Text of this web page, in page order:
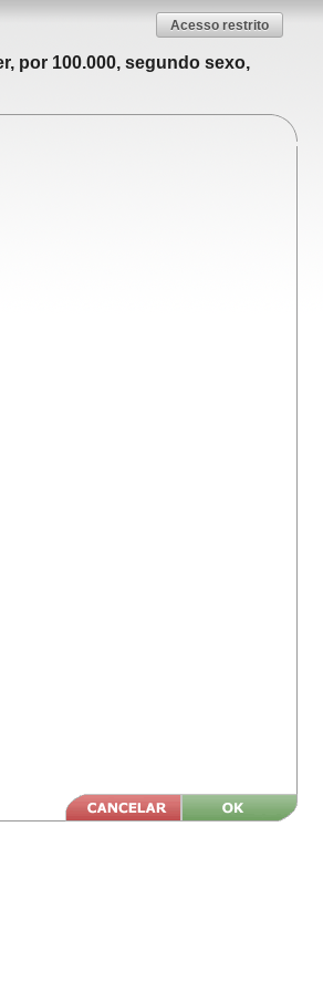
Acesso restrito
por 100.000, segundo sexo,